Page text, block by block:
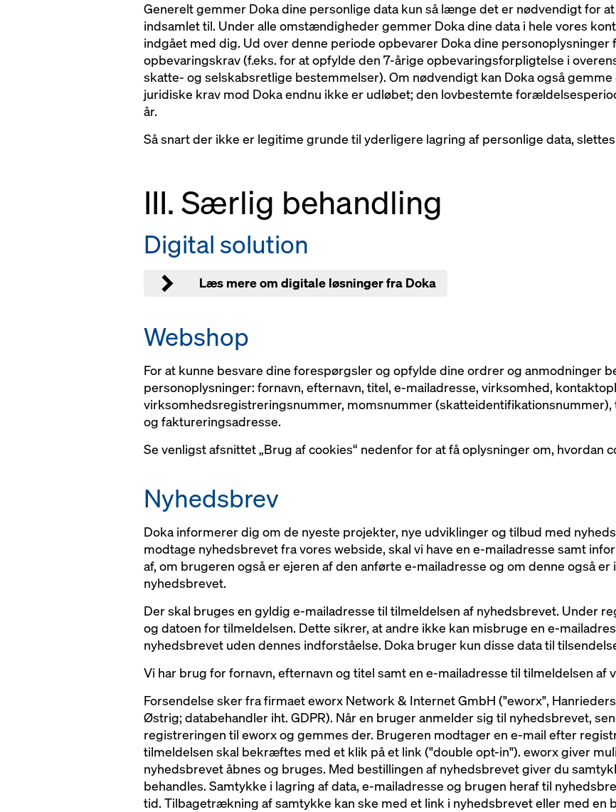
Generelt gemmer Doka dine personlige data kun så længe det er nødvendigt for
indsamlet til. Under alle omstændigheder gemmer Doka dine data i hele vores
indgået med dig. Ud over denne periode opbevarer Doka dine
opbevaringskrav (f.eks. for at opfylde den 7-årige opbevaringsforpligtelse i
skatte- og selskabsretlige bestemmelser). Om nødvendigt kan Doka også
juridiske krav mod Doka endnu ikke er udløbet; den lovbestemte
år.
Så snart der ikke er legitime grunde til yderligere lagring af personlige data,
III. Særlig behandling
Digital solution
Læs mere om digitale løsninger fra Doka
Webshop
For at kunne besvare dine forespørgsler og opfylde dine ordrer og anmodninger
personoplysninger: fornavn, efternavn, titel, e-mailadresse, virksomhed,
virksomhedsregistreringsnummer, momsnummer
og faktureringsadresse.
Se venligst afsnittet „Brug af cookies“ nedenfor for at få oplysninger om, hvordan
Nyhedsbrev
Doka informerer dig om de nyeste projekter, nye udviklinger og tilbud med
modtage nyhedsbrevet fra vores webside, skal vi have en e-mailadresse samt
af, om brugeren også er ejeren af den anførte e-mailadresse og om denne også
nyhedsbrevet.
Der skal bruges en gyldig e-mailadresse til tilmeldelsen af nyhedsbrevet. Under
og datoen for tilmeldelsen. Dette sikrer, at andre ikke kan misbruge en e-
nyhedsbrevet uden dennes indforståelse. Doka bruger kun disse data til
Vi har brug for fornavn, efternavn og titel samt en e-mailadresse til tilmeldelsen af
Forsendelse sker fra firmaet eworx Network & Internet GmbH ("eworx",
Østrig; databehandler iht. GDPR). Når en bruger anmelder sig til nyhedsbrevet,
registreringen til eworx og gemmes der. Brugeren modtager en e-mail efter
tilmeldelsen skal bekræftes med et klik på et link ("double opt-in"). eworx giver
nyhedsbrevet åbnes og bruges. Med bestillingen af nyhedsbrevet giver du
behandles. Samtykke i lagring af data, e-mailadresse og brugen heraf til
tid. Tilbagetrækning af samtykke kan ske med et link i nyhedsbrevet eller med en